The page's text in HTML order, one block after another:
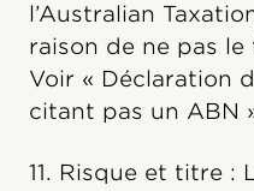
l’Australian
raison de ne pas
Voir « Déclaration
citant pas un ABN
11. Risque et titre :